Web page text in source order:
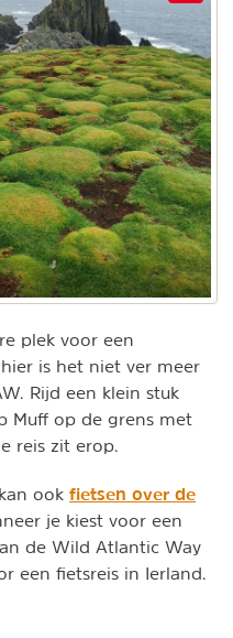
plek voor een
is het niet ver meer
Rijd een klein stuk
Muff op de grens met
reis zit erop.
ook fietsen over de
je kiest voor een
de Wild Atlantic Way
een fietsreis in Ierland.